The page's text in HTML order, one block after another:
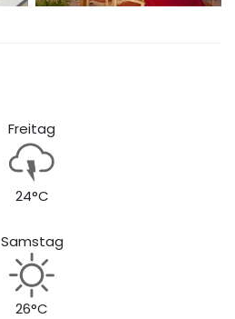
Freitag
24°C
Samstag
26°C